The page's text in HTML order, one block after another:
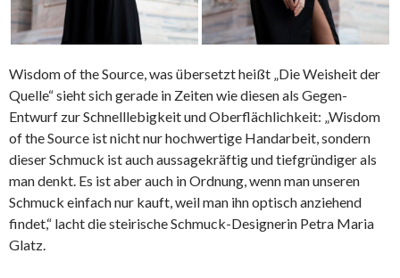
Wisdom of the Source, was übersetzt heißt „Die Weisheit der
Quelle“ sieht sich gerade in Zeiten wie diesen als Gegen-
Entwurf zur Schnelllebigkeit und Oberflächlichkeit: „Wisdom
of the Source ist nicht nur hochwertige Handarbeit, sondern
dieser Schmuck ist auch aussagekräftig und tiefgründiger als
man denkt. Es ist aber auch in Ordnung, wenn man unseren
Schmuck einfach nur kauft, weil man ihn optisch anziehend
findet,“ lacht die steirische Schmuck-Designerin Petra Maria
Glatz.